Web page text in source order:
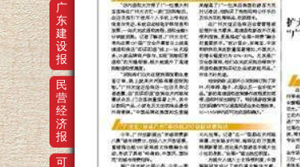
广
东
建
设
报
民
营
经
济
报
可